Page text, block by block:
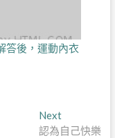
答後，運動內衣
NextNext
post:
認為自己快樂